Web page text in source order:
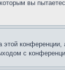
вы
с